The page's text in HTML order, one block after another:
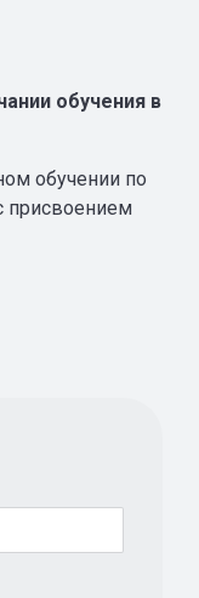
обучения в
обучении по
присвоением